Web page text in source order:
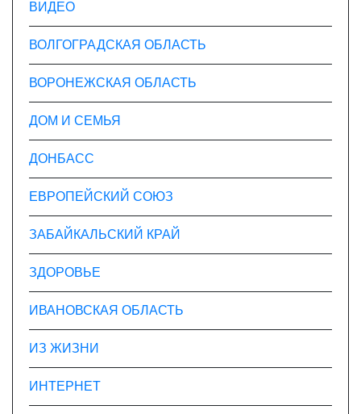
ВИДЕО
ВОЛГОГРАДСКАЯ ОБЛАСТЬ
ВОРОНЕЖСКАЯ ОБЛАСТЬ
ДОМ И СЕМЬЯ
ДОНБАСС
ЕВРОПЕЙСКИЙ СОЮЗ
ЗАБАЙКАЛЬСКИЙ КРАЙ
ЗДОРОВЬЕ
ИВАНОВСКАЯ ОБЛАСТЬ
ИЗ ЖИЗНИ
ИНТЕРНЕТ